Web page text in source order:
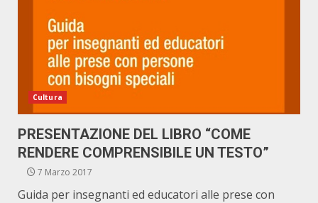
Cultura
PRESENTAZIONE DEL LIBRO “COME
RENDERE COMPRENSIBILE UN TESTO”
7 Marzo 2017
Guida per insegnanti ed educatori alle prese con